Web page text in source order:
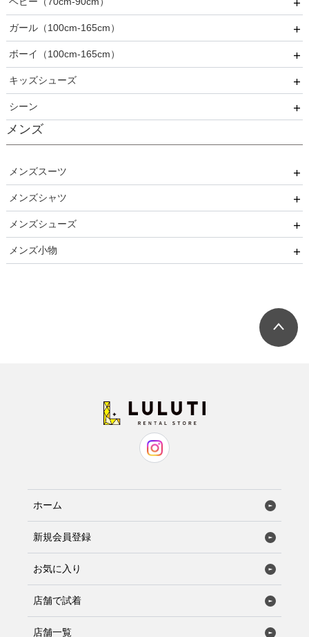
ベロア
オールシーズン
ドレス
スーツ
カジュアル
ガール（100cm-165cm）
フォーマル
ドレス
ボーイ（100cm-165cm）
スーツ
その他衣装
キッズシューズ
ローファー
キッズパンプス
シーン
結婚式
入学式
卒園式
卒業式
発表会
メンズ
メンズスーツ
パーティー
ブラックフォーマル
リクルート
メンズシャツ
ネクタイ用
蝶ネクタイ用
メンズシューズ
ストレートチップ
メンズ小物
ホーム
新規会員登録
お気に入り
店舗で試着
店舗一覧